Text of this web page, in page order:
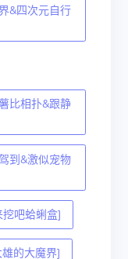
&四次元自行
比相扑&跟静
到&激似宠物
吧蛤蜊盒]
的大魔界]